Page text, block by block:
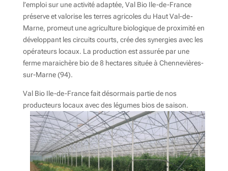
l’emploi sur une activité adaptée, Val Bio Ile-de-France
préserve et valorise les terres agricoles du Haut Val-de-
Marne, promeut une agriculture biologique de proximité en
développant les circuits courts, crée des synergies avec les
opérateurs locaux. La production est assurée par une
ferme maraichère bio de 8 hectares située à Chennevières-
sur-Marne (94).
Val Bio Ile-de-France fait désormais partie de nos
producteurs locaux avec des légumes bios de saison.